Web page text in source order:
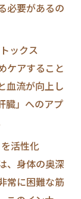
必要があるの
ックス
ケアすること
血流が向上し
臓」へのアプ
活性化
、身体の奥深
常に困難な筋